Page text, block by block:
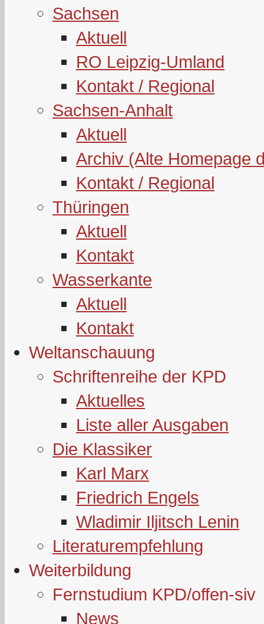
Sachsen
Aktuell
RO Leipzig-Umland
Kontakt / Regional
Sachsen-Anhalt
Aktuell
Archiv (Alte Homepage
Kontakt / Regional
Thüringen
Aktuell
Kontakt
Wasserkante
Aktuell
Kontakt
Weltanschauung
Schriftenreihe der KPD
Aktuelles
Liste aller Ausgaben
Die Klassiker
Karl Marx
Friedrich Engels
Wladimir Iljitsch Lenin
Literaturempfehlung
Weiterbildung
Fernstudium KPD/offen-siv
News